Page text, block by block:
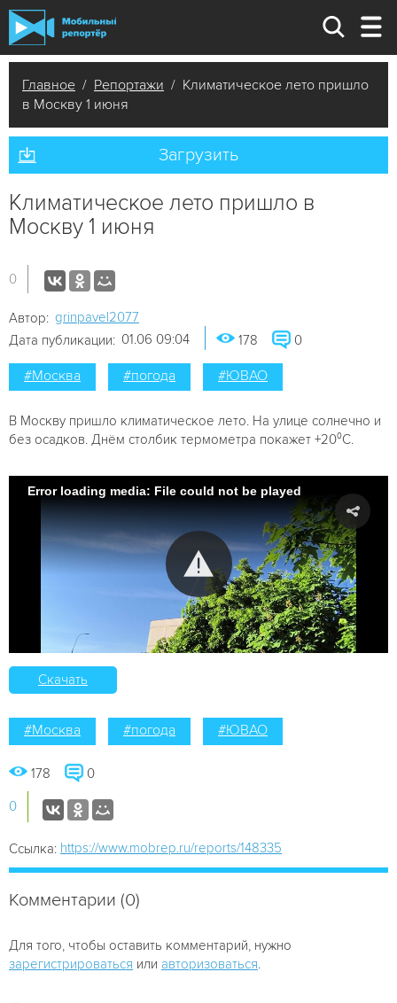
Главное / Репортажи / Климатическое лето пришло
в Москву 1 июня
Загрузить
Климатическое лето пришло в
Москву 1 июня
0
Автор: grinpavel2077
Дата публикации: 01.06 09:04 178 0
#Москва #погода #ЮВАО
В Москву пришло климатическое лето. На улице солнечно и
без осадков. Днём столбик термометра покажет +20⁰С.
Error loading media: File could not be played
Скачать
#Москва #погода #ЮВАО
178 0
0
Ссылка: https://www.mobrep.ru/reports/148335
Комментарии (0)
Для того, чтобы оставить комментарий, нужно
зарегистрироваться или авторизоваться